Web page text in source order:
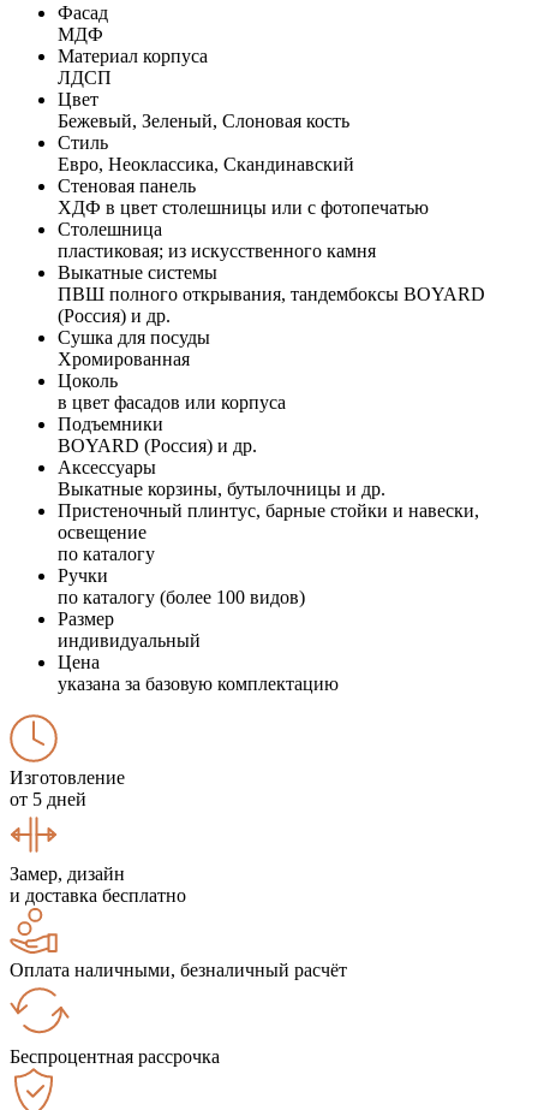
Фасад
МДФ
Материал корпуса
ЛДСП
Цвет
Бежевый, Зеленый, Слоновая кость
Стиль
Евро, Неоклассика, Скандинавский
Стеновая панель
ХДФ в цвет столешницы или с фотопечатью
Столешница
пластиковая; из искусственного камня
Выкатные системы
ПВШ полного открывания, тандембоксы BOYARD
(Россия) и др.
Сушка для посуды
Хромированная
Цоколь
в цвет фасадов или корпуса
Подъемники
BOYARD (Россия) и др.
Аксессуары
Выкатные корзины, бутылочницы и др.
Пристеночный плинтус, барные стойки и навески,
освещение
по каталогу
Ручки
по каталогу (более 100 видов)
Размер
индивидуальный
Цена
указана за базовую комплектацию
Изготовление
от 5 дней
Замер, дизайн
и доставка бесплатно
Оплата наличными, безналичный расчёт
Беспроцентная рассрочка